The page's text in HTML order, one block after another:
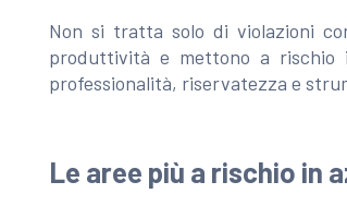
Non si tratta solo di violazioni
produttività e mettono a rischio
professionalità, riservatezza e
Le aree più a rischio in